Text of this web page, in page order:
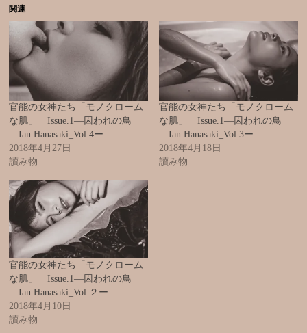
関連
官能の女神たち「モノクローム
な肌」 Issue.1―囚われの鳥
―Ian Hanasaki_Vol.4ー
2018年4月27日
讀み物
官能の女神たち「モノクローム
な肌」 Issue.1―囚われの鳥
―Ian Hanasaki_Vol.3ー
2018年4月18日
讀み物
官能の女神たち「モノクローム
な肌」 Issue.1―囚われの鳥
―Ian Hanasaki_Vol.２ー
2018年4月10日
讀み物